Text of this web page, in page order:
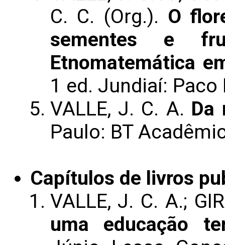
C. C. (Org.). O
sementes e
Etnomatemática
1 ed. Jundiaí: Paco
VALLE, J. C. A. Da
Paulo: BT
Capítulos de livros
VALLE, J. C. A.;
uma educação